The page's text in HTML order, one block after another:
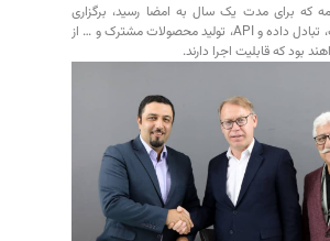
که برای مدت یک سال به امضا رسید، برگزاری
رویدادهای مشترک، تبادل داده و API، تولید محصولات مشترک و … از
بود که قابلیت اجرا دارند.